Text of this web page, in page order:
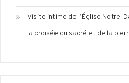
Visite intime de l’Église Notre-
la croisée du sacré et de la